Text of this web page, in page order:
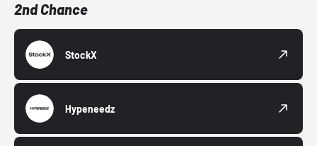
2nd Chance
StockX
Hypeneedz